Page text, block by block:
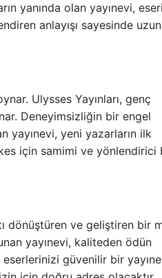
yanında olan yayınevi,
anlayışı sayesinde
Ulysses Yayınları, genç
Deneyimsizliğin bir engel
yayınevi, yeni yazarların ilk
için samimi ve yönlendirici
dönüştüren ve geliştiren bir
yayınevi, kaliteden ödün
eserlerinizi güvenilir bir